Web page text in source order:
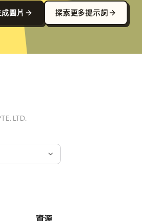
圖片 探索更多提示詞
LTD.